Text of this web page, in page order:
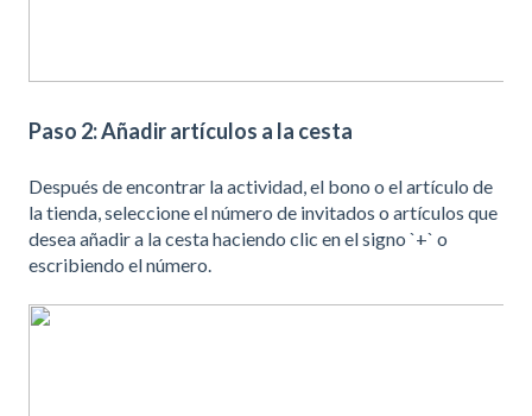
Paso 2: Añadir artículos a la cesta
Después de encontrar la actividad, el bono o el artículo de
la tienda, seleccione el número de invitados o artículos que
desea añadir a la cesta haciendo clic en el signo `+` o
escribiendo el número.